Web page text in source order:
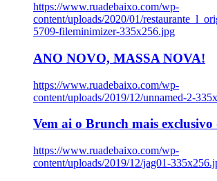
https://www.ruadebaixo.com/wp-
content/uploads/2020/01/
5709-fileminimizer-335x256.jpg
ANO NOVO, MASSA NOVA!
https://www.ruadebaixo.com/wp-
content/uploads/2019/12/unnamed-2-
Vem ai o Brunch mais exclusivo
https://www.ruadebaixo.com/wp-
content/uploads/2019/12/jag01-